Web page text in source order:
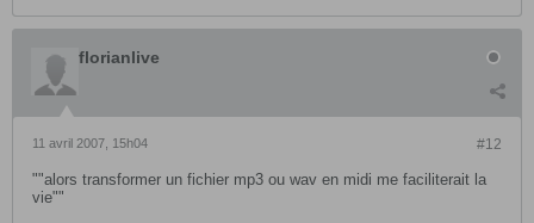
florianlive
#12
11 avril 2007, 15h04
""alors transformer un fichier mp3 ou wav en midi me faciliterait la
vie""